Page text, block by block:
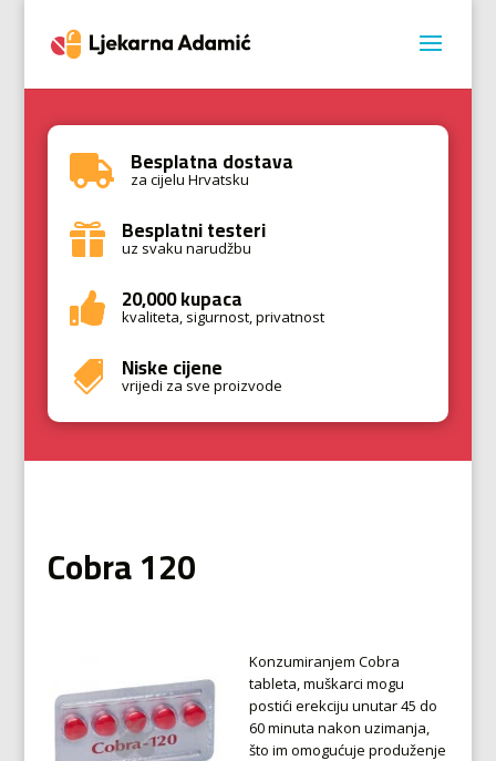
 Besplatna dostava
za cijelu Hrvatsku
 Besplatni testeri
uz svaku narudžbu
 20,000 kupaca
kvaliteta, sigurnost, privatnost
 Niske cijene
vrijedi za sve proizvode
Cobra 120
Konzumiranjem Cobra
tableta, muškarci mogu
postići erekciju unutar 45 do
60 minuta nakon uzimanja,
što im omogućuje produženje